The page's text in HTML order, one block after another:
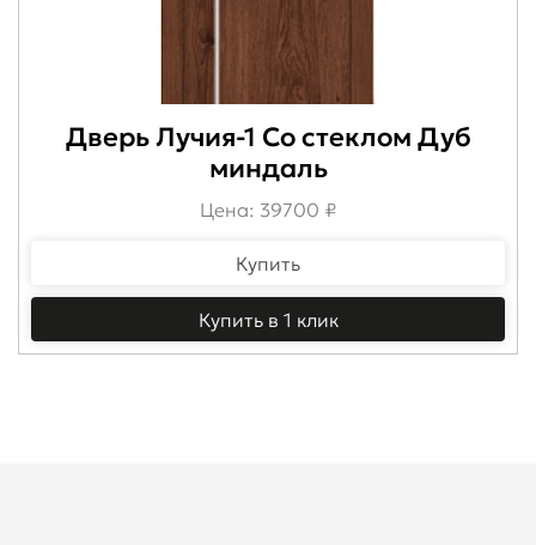
Дверь Лучия-1 Со стеклом Дуб
миндаль
Цена: 39700 ₽
Купить
Купить в 1 клик